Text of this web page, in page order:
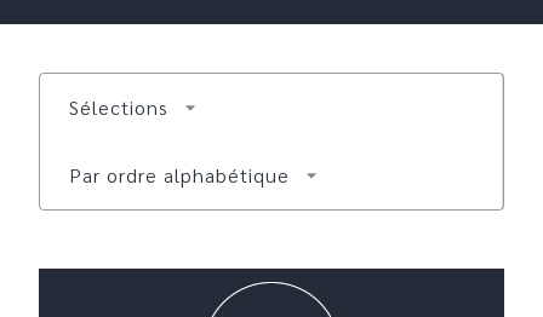
Sélections arrow_drop_down
Par ordre alphabétique arrow_drop_down